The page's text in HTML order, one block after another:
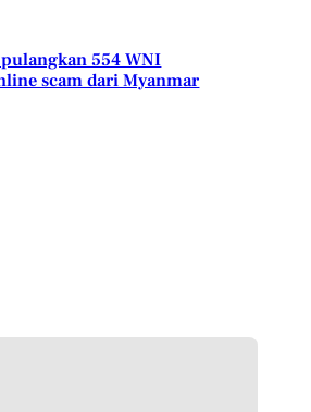
554 WNI
scam dari Myanmar